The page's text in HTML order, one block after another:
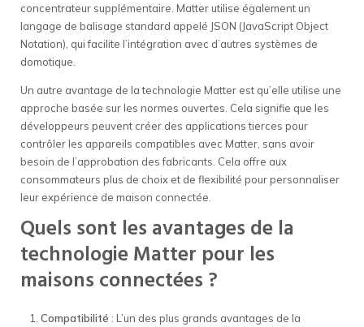
concentrateur supplémentaire. Matter utilise également un
langage de balisage standard appelé JSON (JavaScript Object
Notation), qui facilite l’intégration avec d’autres systèmes de
domotique.
Un autre avantage de la technologie Matter est qu’elle utilise une
approche basée sur les normes ouvertes. Cela signifie que les
développeurs peuvent créer des applications tierces pour
contrôler les appareils compatibles avec Matter, sans avoir
besoin de l’approbation des fabricants. Cela offre aux
consommateurs plus de choix et de flexibilité pour personnaliser
leur expérience de maison connectée.
Quels sont les avantages de la
technologie Matter pour les
maisons connectées ?
Compatibilité : L’un des plus grands avantages de la